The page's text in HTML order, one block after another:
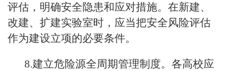
评估，明确安全隐患和应对措施。在新建、
改建、扩建实验室时，应当把安全风险评估
作为建设立项的必要条件。
8.建立危险源全周期管理制度。各高校应